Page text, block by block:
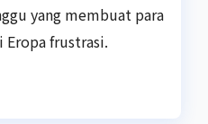
yang membuat para
Eropa frustrasi.